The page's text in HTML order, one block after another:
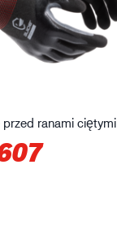
ranami ciętymi